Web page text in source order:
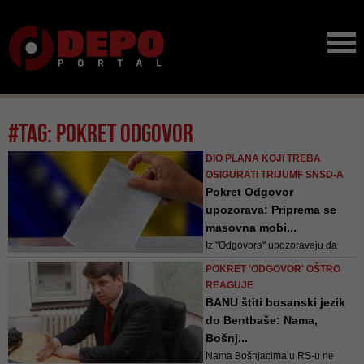
#tag: pokret odgovor
DIO PLANA KOJI TREBA
OSIGURATI TRIJUMF SNSD-A
Pokret Odgovor
upozorava: Priprema se
masovna mobi...
Iz "Odgovora" upozoravaju da
postoji niz fiktivnih političkih
Predsjedništvo BiH, te time
olakšati Miloradu Dodiku da dođe
do pobjede, ali osigurati kontrolu
nad biračkim odborima širom
POKRET 'ODGOVOR' OŠTRO
REAGUJE
BANU štiti bosanski jezik
do Bentbaše: Nama,
Bošnj...
Nama Bošnjacima u RS-u ne